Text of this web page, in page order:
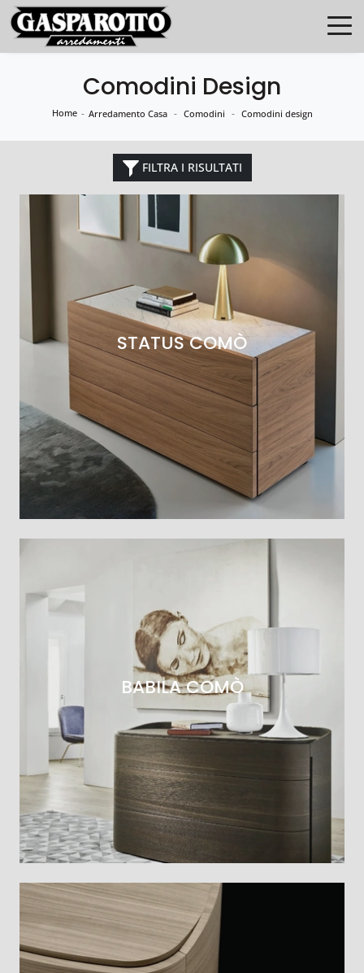
Comodini Design
Home - Arredamento Casa - Comodini - Comodini design
FILTRA I RISULTATI
STATUS COMÒ
BABILA COMÒ